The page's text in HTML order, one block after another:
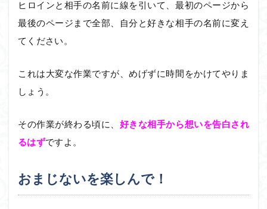
ヒロインと相手の名前に線を引いて、最初のページから
最後のページまで全部、自分と好きな相手の名前に変え
てください。
これは大変な作業ですが、めげずに時間をかけてやりま
しょう。
その作業が終わる頃に、 好きな相手から想いを告白され
るはずですよ。
おまじないを楽しんで！